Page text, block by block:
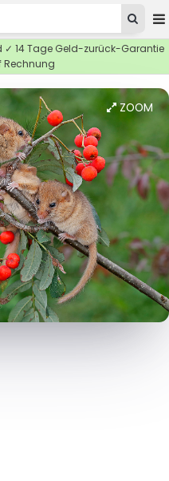
14 Tage Geld-zurück-Garantie
Rechnung
ZOOM